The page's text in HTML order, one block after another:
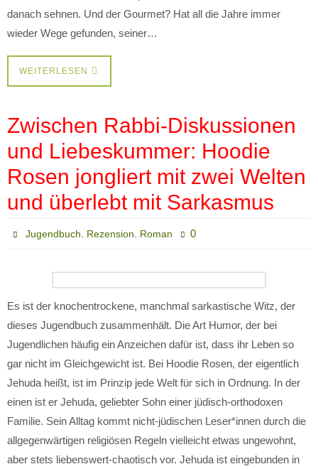
danach sehnen. Und der Gourmet? Hat all die Jahre immer
wieder Wege gefunden, seiner…
WEITERLESEN
Zwischen Rabbi-Diskussionen
und Liebeskummer: Hoodie
Rosen jongliert mit zwei Welten
und überlebt mit Sarkasmus
Jugendbuch, Rezension, Roman 0
Es ist der knochentrockene, manchmal sarkastische Witz, der
dieses Jugendbuch zusammenhält. Die Art Humor, der bei
Jugendlichen häufig ein Anzeichen dafür ist, dass ihr Leben so
gar nicht im Gleichgewicht ist. Bei Hoodie Rosen, der eigentlich
Jehuda heißt, ist im Prinzip jede Welt für sich in Ordnung. In der
einen ist er Jehuda, geliebter Sohn einer jüdisch-orthodoxen
Familie. Sein Alltag kommt nicht-jüdischen Leser*innen durch die
allgegenwärtigen religiösen Regeln vielleicht etwas ungewohnt,
aber stets liebenswert-chaotisch vor. Jehuda ist eingebunden in